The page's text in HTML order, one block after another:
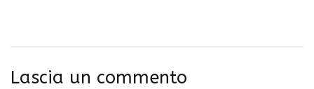
Lascia un commento